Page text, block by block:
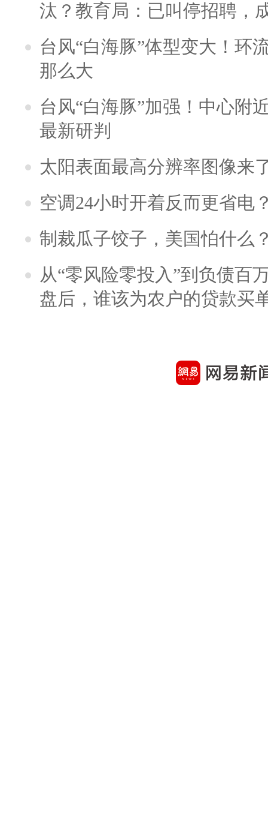
汰？教育局：已叫停招聘，
台风“白海豚”体型变大！环
那么大
台风“白海豚”加强！中心附
最新研判
太阳表面最高分辨率图像来
空调24小时开着反而更省电
制裁瓜子饺子，美国怕什么
从“零风险零投入”到负债百
盘后，谁该为农户的贷款买